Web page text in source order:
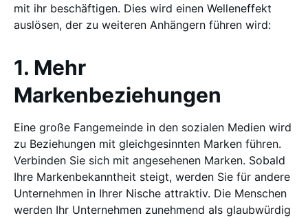
mit ihr beschäftigen. Dies wird einen Welleneffekt
auslösen, der zu weiteren Anhängern führen wird:
1. Mehr
Markenbeziehungen
Eine große Fangemeinde in den sozialen Medien wird
zu Beziehungen mit gleichgesinnten Marken führen.
Verbinden Sie sich mit angesehenen Marken. Sobald
Ihre Markenbekanntheit steigt, werden Sie für andere
Unternehmen in Ihrer Nische attraktiv. Die Menschen
werden Ihr Unternehmen zunehmend als glaubwürdig